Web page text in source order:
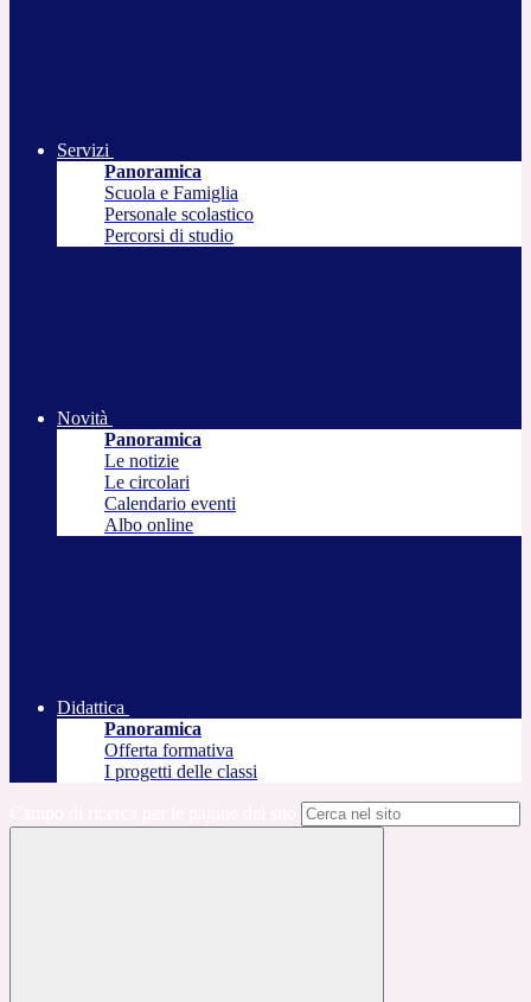
Servizi
Panoramica
Scuola e Famiglia
Personale scolastico
Percorsi di studio
Novità
Panoramica
Le notizie
Le circolari
Calendario eventi
Albo online
Didattica
Panoramica
Offerta formativa
I progetti delle classi